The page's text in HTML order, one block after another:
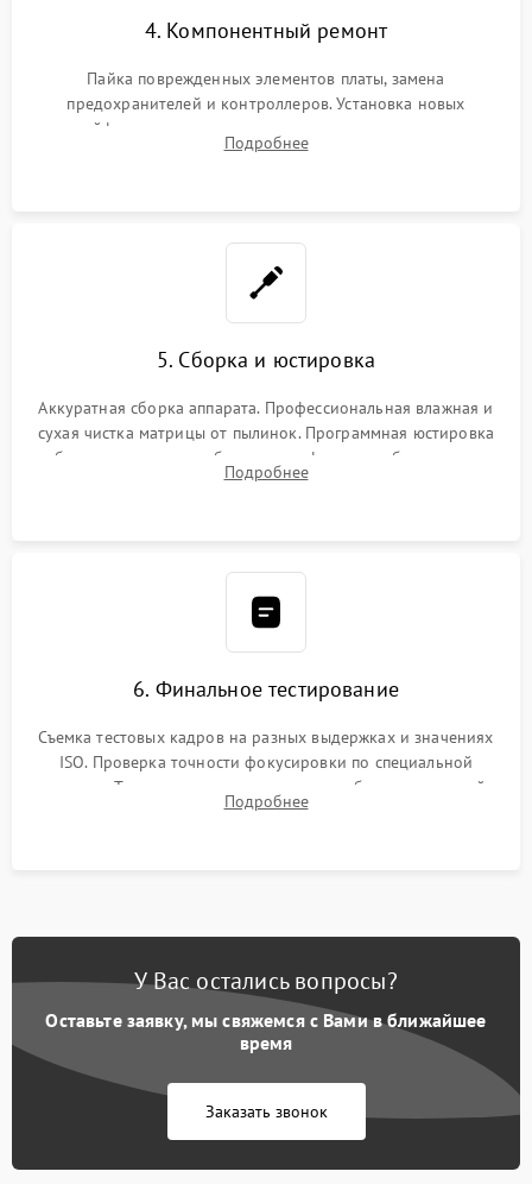
4. Компонентный ремонт
Пайка поврежденных элементов платы, замена
предохранителей и контроллеров. Установка новых
шлейфов, дисплея, механизма затвора или двигателя
автофокуса. Восстановление геометрии тубуса объектива
Подробнее
5. Сборка и юстировка
Аккуратная сборка аппарата. Профессиональная влажная и
сухая чистка матрицы от пылинок. Программная юстировка
рабочего отрезка, калибровка автофокуса, стабилизатора и
экспозамера с помощью сервисного ПО.
Подробнее
6. Финальное тестирование
Съемка тестовых кадров на разных выдержках и значениях
ISO. Проверка точности фокусировки по специальной
мишени. Тест записи на карту памяти, работы встроенной
вспышки, микрофона и всех кнопок управления.
Подробнее
У Вас остались вопросы?
Оставьте заявку, мы свяжемся с Вами в ближайшее
время
Заказать звонок